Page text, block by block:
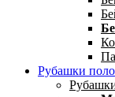
Рубашки поло